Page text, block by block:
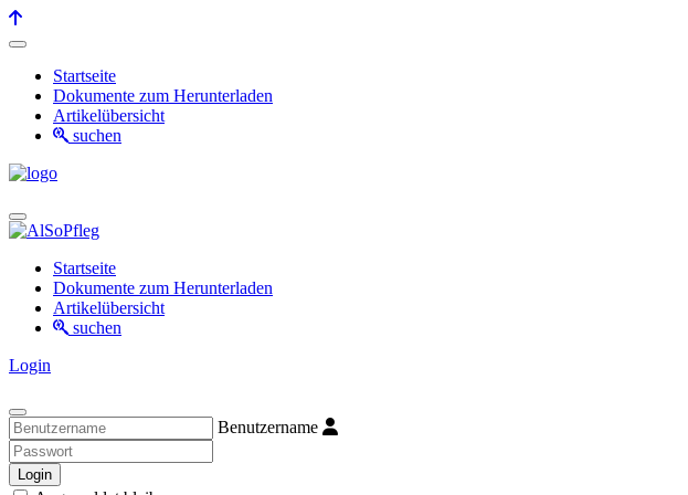
Startseite
Dokumente zum Herunterladen
Artikelübersicht
suchen
Startseite
Dokumente zum Herunterladen
Artikelübersicht
suchen
Login
Benutzername
Login